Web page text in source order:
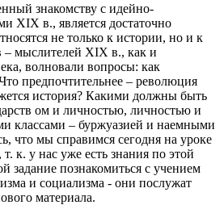
знакомству с идейно-
XIX в., является достаточно
не только к истории, но и к
мыслителей XIX в., как и
волновали вопросы: как
предпочтительнее – революция
история? Какими должны быть
ом и личностью, личностью и
классами – буржуазией и наемными
что мы справимся сегодня на уроке
к. у нас уже есть знания по этой
задание познакомиться с учением
и социализма - они послужат
материала.